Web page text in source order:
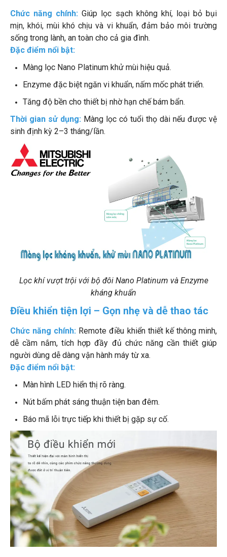
Chức năng chính: Giúp lọc sạch không khí, loại bỏ bụi
mịn, khói, mùi khó chịu và vi khuẩn, đảm bảo môi trường
sống trong lành, an toàn cho cả gia đình.
Đặc điểm nổi bật:
Màng lọc Nano Platinum khử mùi hiệu quả.
Enzyme đặc biệt ngăn vi khuẩn, nấm mốc phát triển.
Tăng độ bền cho thiết bị nhờ hạn chế bám bẩn.
Thời gian sử dụng: Màng lọc có tuổi thọ dài nếu được vệ
sinh định kỳ 2–3 tháng/lần.
Lọc khí vượt trội với bộ đôi Nano Platinum và Enzyme
kháng khuẩn
Điều khiển tiện lợi – Gọn nhẹ và dễ thao tác
Chức năng chính: Remote điều khiển thiết kế thông minh,
dễ cầm nắm, tích hợp đầy đủ chức năng cần thiết giúp
người dùng dễ dàng vận hành máy từ xa.
Đặc điểm nổi bật:
Màn hình LED hiển thị rõ ràng.
Nút bấm phát sáng thuận tiện ban đêm.
Báo mã lỗi trực tiếp khi thiết bị gặp sự cố.